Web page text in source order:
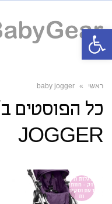
ראשי »
baby jogger
כל הפוסטים ב
JOGGER
עגלות תינ
וק - חוות
דעת וסקיר
ות
פתח סרגל נגישות